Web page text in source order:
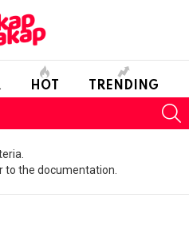
HOT TRENDING
to the documentation.